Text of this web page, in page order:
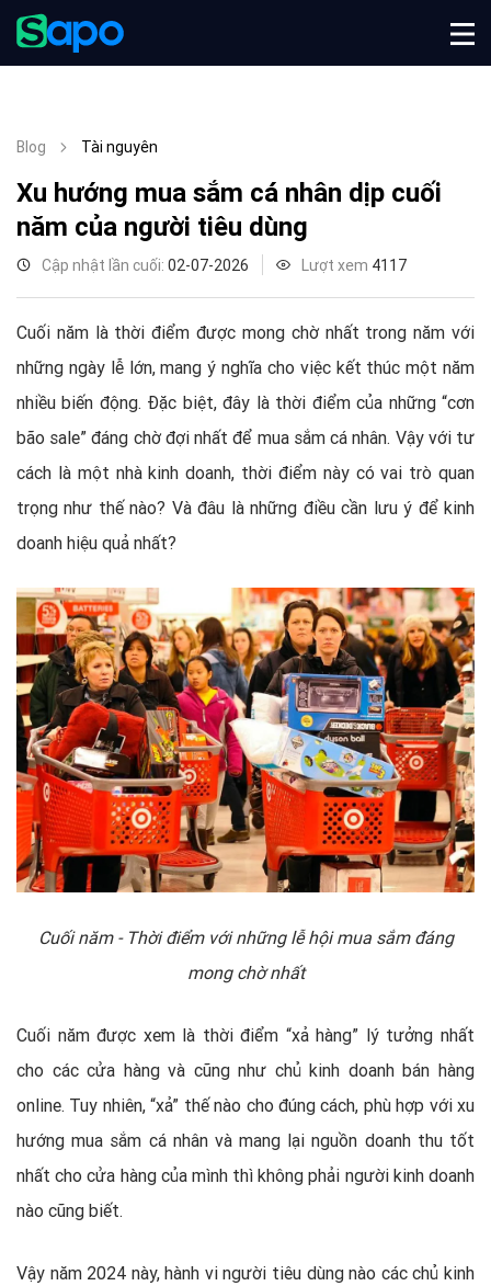
Blog Tài nguyên
Xu hướng mua sắm cá nhân dịp cuối
năm của người tiêu dùng
Cập nhật lần cuối: 02-07-2026 Lượt xem 4117
Cuối năm là thời điểm được mong chờ nhất trong năm với
những ngày lễ lớn, mang ý nghĩa cho việc kết thúc một năm
nhiều biến động. Đặc biệt, đây là thời điểm của những “cơn
bão sale” đáng chờ đợi nhất để mua sắm cá nhân. Vậy với tư
cách là một nhà kinh doanh, thời điểm này có vai trò quan
trọng như thế nào? Và đâu là những điều cần lưu ý để kinh
doanh hiệu quả nhất?
Cuối năm - Thời điểm với những lễ hội mua sắm đáng
mong chờ nhất
Cuối năm được xem là thời điểm “xả hàng” lý tưởng nhất
cho các cửa hàng và cũng như chủ kinh doanh bán hàng
online. Tuy nhiên, “xả” thế nào cho đúng cách, phù hợp với xu
hướng mua sắm cá nhân và mang lại nguồn doanh thu tốt
nhất cho cửa hàng của mình thì không phải người kinh doanh
nào cũng biết.
Vậy năm 2024 này, hành vi người tiêu dùng nào các chủ kinh